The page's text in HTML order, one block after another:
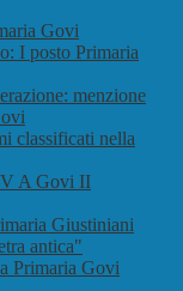
Govi
I posto Primaria
menzione
classificati nella
A Govi II
Giustiniani
antica"
Primaria Govi